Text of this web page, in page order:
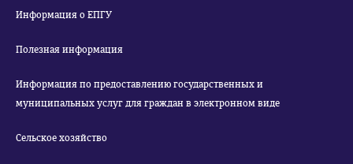
Информация о ЕПГУ
Полезная информация
Информация по предоставлению государственных и
муниципальных услуг для граждан в электронном виде
Сельское хозяйство